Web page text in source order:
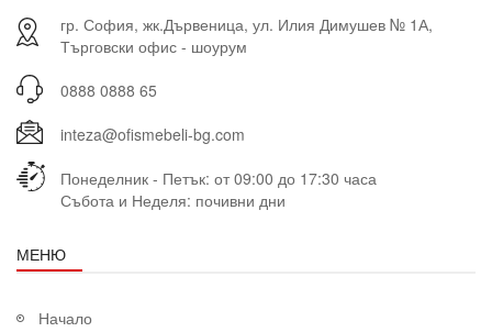
гр. София, жк.Дървеница, ул. Илия Димушев № 1А,
Търговски офис - шоурум
0888 0888 65
inteza@ofismebeli-bg.com
Понеделник - Петък: от 09:00 до 17:30 часа
Събота и Неделя: почивни дни
МЕНЮ
Начало